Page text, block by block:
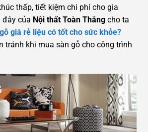
thấp, tiết kiệm chi phí cho gia
đây của Nội thất Toàn Thắng cho ta
giá rẻ liệu có tốt cho sức khỏe?
tránh khi mua sàn gỗ cho công trình